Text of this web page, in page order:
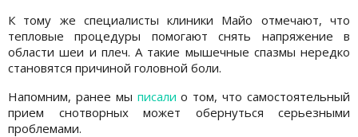
К тому же специалисты клиники Майо отмечают, что
тепловые процедуры помогают снять напряжение в
области шеи и плеч. А такие мышечные спазмы нередко
становятся причиной головной боли.
Напомним, ранее мы писали о том, что самостоятельный
прием снотворных может обернуться серьезными
проблемами.